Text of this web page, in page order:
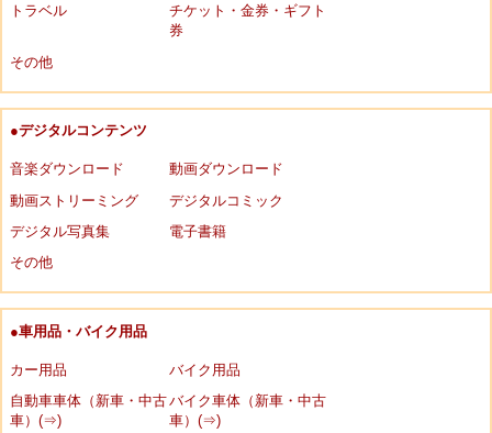
トラベル
チケット・金券・ギフト
券
その他
●デジタルコンテンツ
音楽ダウンロード
動画ダウンロード
動画ストリーミング
デジタルコミック
デジタル写真集
電子書籍
その他
●車用品・バイク用品
カー用品
バイク用品
自動車車体（新車・中古
車）(⇒)
バイク車体（新車・中古
車）(⇒)